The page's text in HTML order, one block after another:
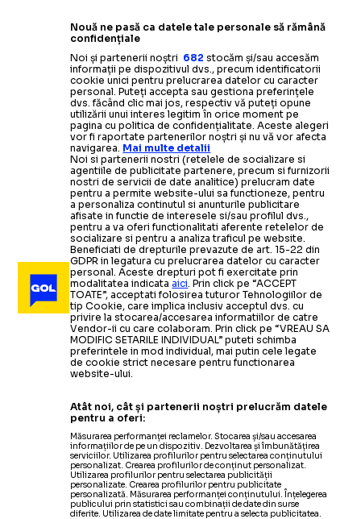
Nouă ne pasă ca datele tale personale să rămână
confidențiale
Noi și partenerii noștri 682 stocăm și/sau accesăm
informații pe dispozitivul dvs., precum identificatorii
cookie unici pentru prelucrarea datelor cu caracter
personal. Puteți accepta sau gestiona preferințele
dvs. făcând clic mai jos, respectiv vă puteți opune
utilizării unui interes legitim în orice moment pe
pagina cu politica de confidențialitate. Aceste alegeri
vor fi raportate partenerilor noștri și nu vă vor afecta
navigarea. Mai multe detalii
Noi si partenerii nostri (retelele de socializare si
agentiile de publicitate partenere, precum si furnizorii
nostri de servicii de date analitice) prelucram date
pentru a permite website-ului sa functioneze, pentru
a personaliza continutul si anunturile publicitare
afisate in functie de interesele si/sau profilul dvs.,
pentru a va oferi functionalitati aferente retelelor de
socializare si pentru a analiza traficul pe website.
Beneficiati de drepturile prevazute de art. 15-22 din
GDPR in legatura cu prelucrarea datelor cu caracter
personal. Aceste drepturi pot fi exercitate prin
modalitatea indicataaici. Prin click pe “ACCEPT
TOATE”, acceptati folosirea tuturor Tehnologiilor de
tip Cookie, care implica inclusiv acceptul dvs. cu
privire la stocarea/accesarea informatiilor de catre
Vendor-ii cu care colaboram. Prin click pe “VREAU SA
MODIFIC SETARILE INDIVIDUAL” puteti schimba
preferintele in mod individual, mai putin cele legate
de cookie strict necesare pentru functionarea
website-ului.
Atât noi, cât și partenerii noștri prelucrăm datele
pentru a oferi:
Măsurarea performanței reclamelor. Stocarea și/sau accesarea
informațiilor de pe un dispozitiv. Dezvoltarea și îmbunătățirea
serviciilor. Utilizarea profilurilor pentru selectarea conținutului
personalizat. Crearea profilurilor de conținut personalizat.
Utilizarea profilurilor pentru selectarea publicității
personalizate. Crearea profilurilor pentru publicitate
personalizată. Măsurarea performanței conținutului. Înțelegerea
publicului prin statistici sau combinații de date din surse
diferite. Utilizarea de date limitate pentru a selecta publicitatea.